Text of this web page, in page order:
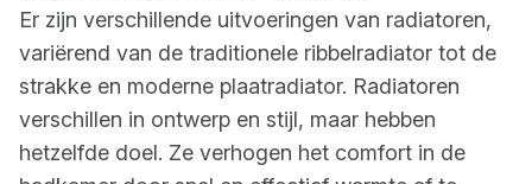
Er zijn verschillende uitvoeringen van radiatoren,
variërend van de traditionele ribbelradiator tot de
strakke en moderne plaatradiator. Radiatoren
verschillen in ontwerp en stijl, maar hebben
hetzelfde doel. Ze verhogen het comfort in de